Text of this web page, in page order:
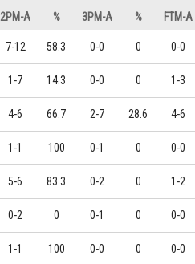
文化大學
11
7
文化大學
4
4
2PM-A % 3PM-A % FTM-A
7-12 58.3 0-0 0 0-0
1-7 14.3 0-0 0 1-3
4-6 66.7 2-7 28.6 4-6
1-1 100 0-1 0 0-0
5-6 83.3 0-2 0 1-2
0-2 0 0-1 0 0-0
1-1 100 0-0 0 0-0